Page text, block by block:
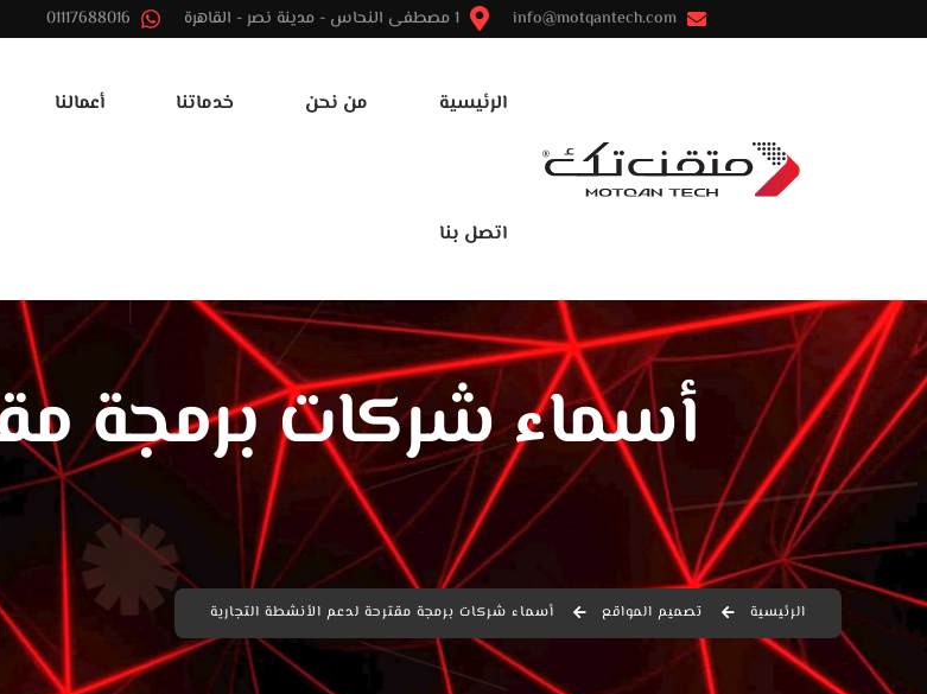
info@motqantech.com
الرئيسية من نحن خدماتنا أعمالنا
اتصل بنا
أسماء شركات برمجة
الرئيسية تصميم المواقع أسماء شركات برمجة مقترحة لدعم الأنشطة التجارية